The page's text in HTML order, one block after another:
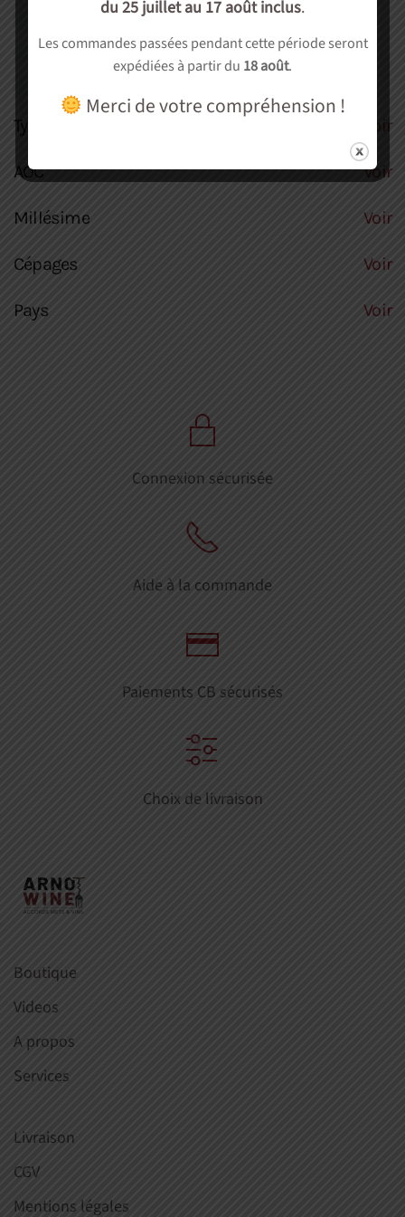
(0)
Soirée dégustation(0)
Type culture Voir
AOC Voir
Millésime Voir
Cépages Voir
Pays Voir
Connexion sécurisée
Aide à la commande
Paiements CB sécurisés
Choix de livraison
Boutique
Videos
A propos
Services
Livraison
CGV
Mentions légales
du 25 juillet au 17 août inclus.
Les commandes passées pendant cette période seront
expédiées à partir du 18 août.
Merci de votre compréhension !